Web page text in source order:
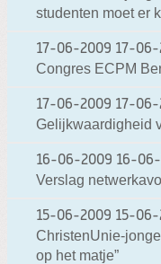
studenten moet er
17-06-2009 17-06-
Congres ECPM
17-06-2009 17-06-
Gelijkwaardigheid
16-06-2009 16-06-
Verslag
15-06-2009 15-06-
ChristenUnie-
op het matje”